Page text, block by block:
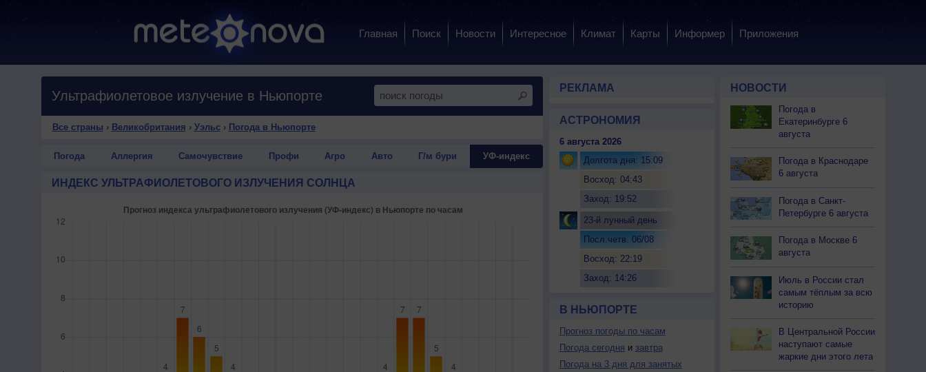
Главная Поиск Новости Интересное Климат Карты Информер Приложения
Ультрафиолетовое излучение в Ньюпорте
Все страны › Великобритания › Уэльс› Погода в Ньюпорте
Погода Аллергия Самочувствие Профи Агро Авто Г/м бури УФ-индекс
ИНДЕКС УЛЬТРАФИОЛЕТОВОГО ИЗЛУЧЕНИЯ СОЛНЦА
РЕКЛАМА
АСТРОНОМИЯ
6 августа 2026
Долгота дня: 15:09
Восход: 04:43
Заход: 19:52
23-й лунный день
Посл.четв. 06/08
Восход: 22:19
Заход: 14:26
В НЬЮПОРТЕ
Прогноз погоды по часам
Погода сегодня и завтра
Погода на 3 дня для занятых
НОВОСТИ
Погода в
Екатеринбурге 6
августа
Погода в Краснодаре
6 августа
Погода в Санкт-
Петербурге 6 августа
Погода в Москве 6
августа
Июль в России стал
самым тёплым за всю
историю
В Центральной России
наступают самые
жаркие дни этого лета